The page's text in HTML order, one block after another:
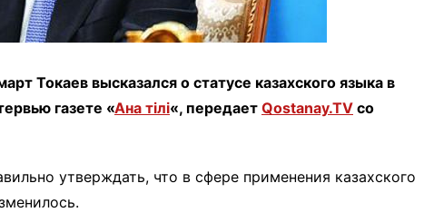
Токаев высказался о статусе казахского языка в
газете «Ана тілі«, передает Qostanay.TV со
утверждать, что в сфере применения казахского